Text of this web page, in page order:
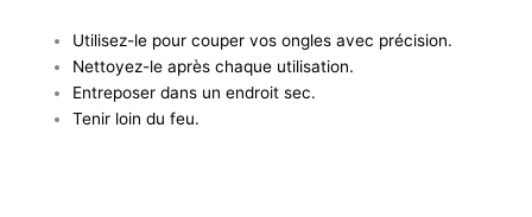
Utilisez-le pour couper vos ongles avec précision.
Nettoyez-le après chaque utilisation.
Entreposer dans un endroit sec.
Tenir loin du feu.